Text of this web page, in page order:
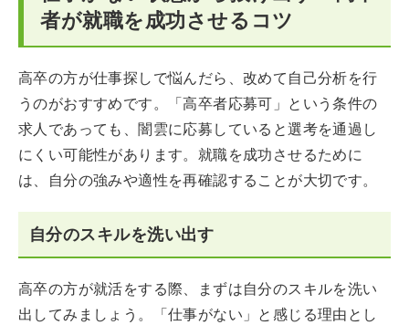
者が就職を成功させるコツ
高卒の方が仕事探しで悩んだら、改めて自己分析を行
うのがおすすめです。「高卒者応募可」という条件の
求人であっても、闇雲に応募していると選考を通過し
にくい可能性があります。就職を成功させるために
は、自分の強みや適性を再確認することが大切です。
自分のスキルを洗い出す
高卒の方が就活をする際、まずは自分のスキルを洗い
出してみましょう。「仕事がない」と感じる理由とし